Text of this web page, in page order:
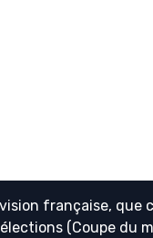
française, que
(Coupe du